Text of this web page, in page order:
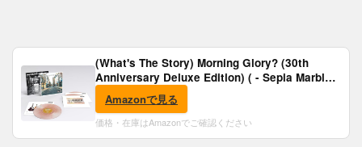
(What's The Story) Morning Glory? (30th
Anniversary Deluxe Edition) ( - Sepia Marble
Vinyl) [Analog]
Amazonで見る
価格・在庫はAmazonでご確認ください